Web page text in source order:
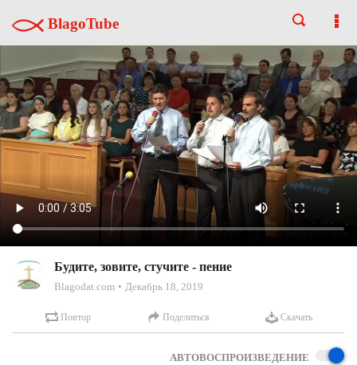
BlagoTube
Будите, зовите, стучите - пение
Blagodat.com Декабрь 18, 2019
Повтор Поделиться Скачать
АВТОВОСПРОИЗВЕДЕНИЕ